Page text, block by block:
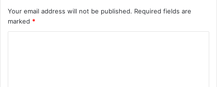
Your email address will not be published. Required fields are
marked *